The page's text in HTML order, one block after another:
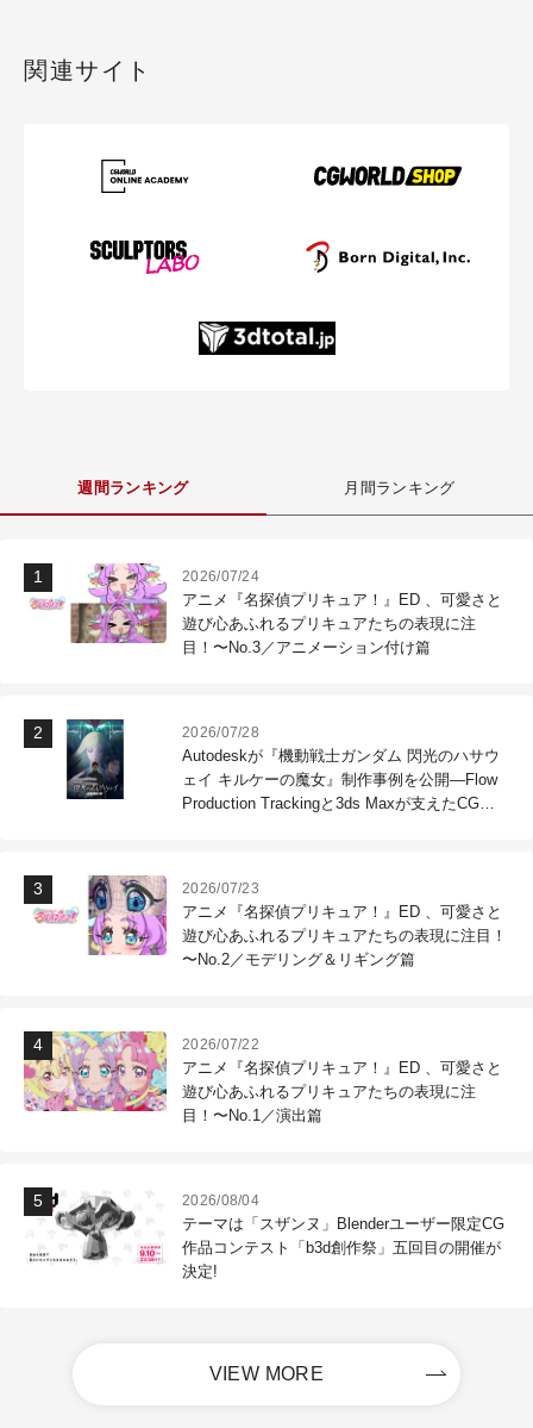
関連サイト
週間ランキング 月間ランキング
2026/07/24
アニメ『名探偵プリキュア！』ED 、可愛さと
遊び心あふれるプリキュアたちの表現に注
目！〜No.3／アニメーション付け篇
2026/07/28
Autodeskが『機動戦士ガンダム 閃光のハサウ
ェイ キルケーの魔女』制作事例を公開―Flow
Production Trackingと3ds Maxが支えたCG制
2026/07/23
アニメ『名探偵プリキュア！』ED 、可愛さと
遊び心あふれるプリキュアたちの表現に注目！
〜No.2／モデリング＆リギング篇
2026/07/22
アニメ『名探偵プリキュア！』ED 、可愛さと
遊び心あふれるプリキュアたちの表現に注
目！〜No.1／演出篇
2026/08/04
テーマは「スザンヌ」Blenderユーザー限定CG
作品コンテスト「b3d創作祭」五回目の開催が
決定!
VIEW MORE